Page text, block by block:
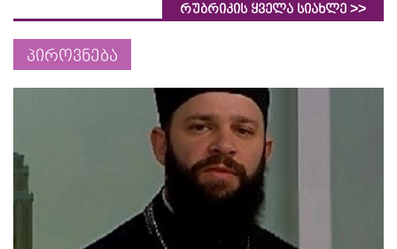
რუბრიკის ყველა სიახლე >>
პიროვნება